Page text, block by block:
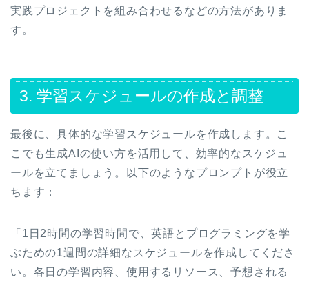
実践プロジェクトを組み合わせるなどの方法がありま
す。
3. 学習スケジュールの作成と調整
最後に、具体的な学習スケジュールを作成します。こ
こでも生成AIの使い方を活用して、効率的なスケジュ
ールを立てましょう。以下のようなプロンプトが役立
ちます：
「1日2時間の学習時間で、英語とプログラミングを学
ぶための1週間の詳細なスケジュールを作成してくださ
い。各日の学習内容、使用するリソース、予想される